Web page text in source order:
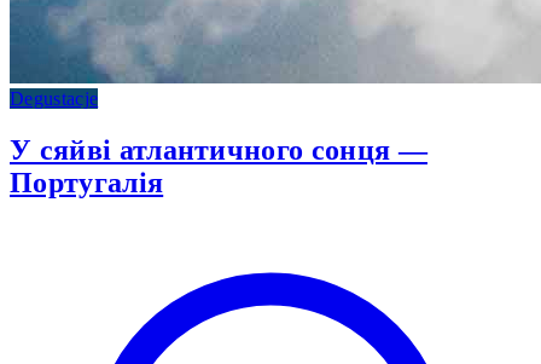
Degustacje
У сяйві атлантичного сонця —
Португалія